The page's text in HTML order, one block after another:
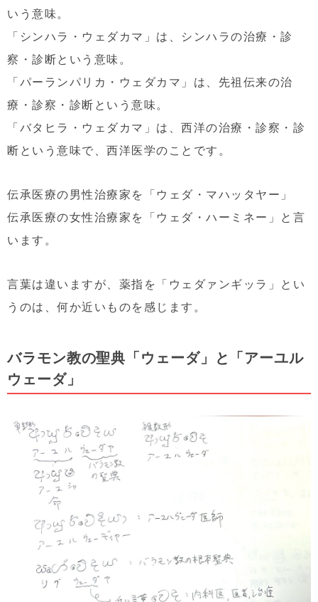
いう意味。
「シンハラ・ウェダカマ」は、シンハラの治療・診
察・診断という意味。
「パーランパリカ・ウェダカマ」は、先祖伝来の治
療・診察・診断という意味。
「バタヒラ・ウェダカマ」は、西洋の治療・診察・診
断という意味で、西洋医学のことです。
伝承医療の男性治療家を「ウェダ・マハッタヤー」
伝承医療の女性治療家を「ウェダ・ハーミネー」と言
います。
言葉は違いますが、薬指を「ウェダァンギッラ」とい
うのは、何か近いものを感じます。
バラモン教の聖典「ウェーダ」と「アーユル
ウェーダ」